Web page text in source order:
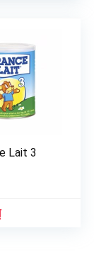
Lait 3